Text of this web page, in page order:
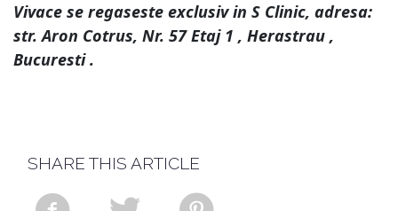
Vivace se regaseste exclusiv in S Clinic, adresa:
str. Aron Cotrus, Nr. 57 Etaj 1 , Herastrau ,
Bucuresti .
SHARE THIS ARTICLE